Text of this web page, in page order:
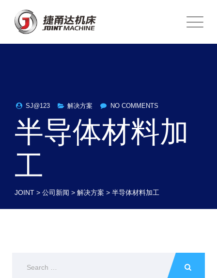
SJ@123 解决方案 NO COMMENTS
半导体材料加
工
JOINT > 公司新闻 > 解决方案 > 半导体材料加工